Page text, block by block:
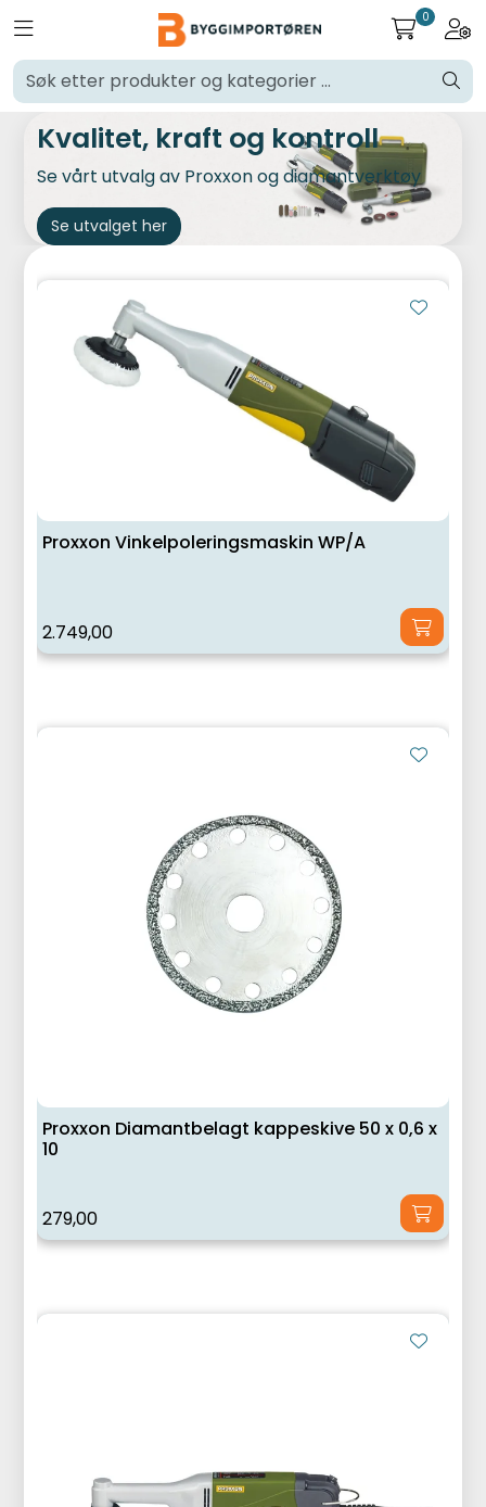
Skip to main content
Toggle navigation 0
Kvalitet, kraft og kontroll
Se vårt utvalg av Proxxon og diamantverktøy
Se utvalget her
Proxxon Vinkelpoleringsmaskin WP/A
2.749,00
Proxxon Diamantbelagt kappeskive 50 x 0,6 x
10
279,00
Verktøy og maskiner
Steinpleie
Byggevarer
Murer
Varemerker